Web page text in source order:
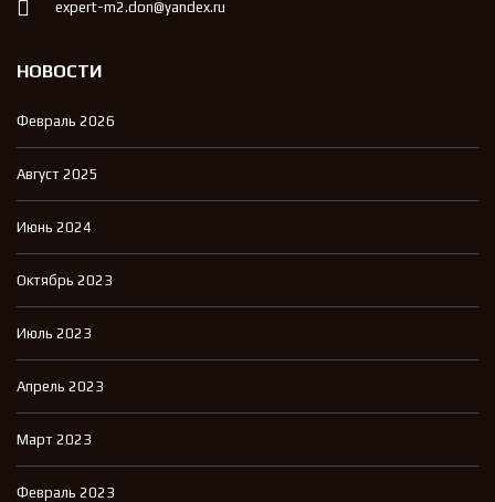
expert-m2.don@yandex.ru
НОВОСТИ
Февраль 2026
Август 2025
Июнь 2024
Октябрь 2023
Июль 2023
Апрель 2023
Март 2023
Февраль 2023